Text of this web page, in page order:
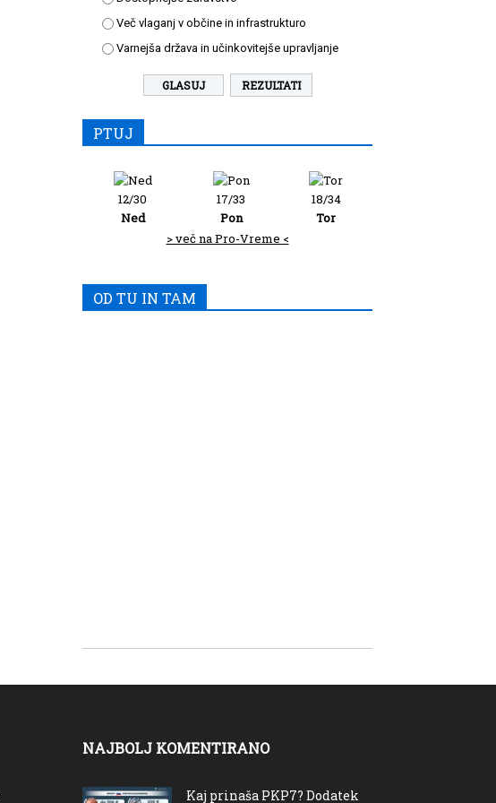
Več vlaganj v občine in infrastrukturo
Varnejša država in učinkovitejše upravljanje
REZULTATI
PTUJ
12/30
Ned
17/33
Pon
18/34
Tor
> več na Pro-Vreme <
OD TU IN TAM
NAJBOLJ KOMENTIRANO
Kaj prinaša PKP7? Dodatek